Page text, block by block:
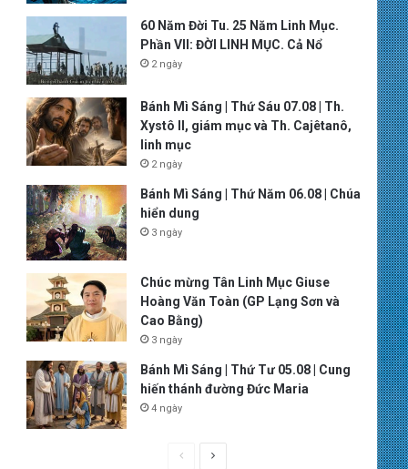
60 Năm Đời Tu. 25 Năm Linh Mục.
Phần VII: ĐỜI LINH MỤC. Cả Nổ
2 ngày
Bánh Mì Sáng | Thứ Sáu 07.08 | Th.
Xystô II, giám mục và Th. Cajêtanô,
linh mục
2 ngày
Bánh Mì Sáng | Thứ Năm 06.08 | Chúa
hiển dung
3 ngày
Chúc mừng Tân Linh Mục Giuse
Hoàng Văn Toàn (GP Lạng Sơn và
Cao Bằng)
3 ngày
Bánh Mì Sáng | Thứ Tư 05.08 | Cung
hiến thánh đường Đức Maria
4 ngày